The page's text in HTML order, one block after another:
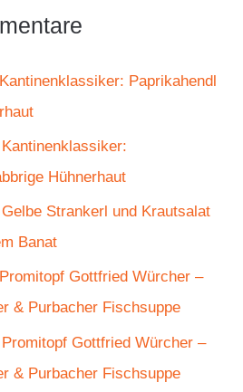
Kantinenklassiker: Paprikahendl
Kantinenklassiker:
Hühnerhaut
Gelbe Strankerl und Krautsalat
Banat
Promitopf Gottfried Würcher –
& Purbacher Fischsuppe
Promitopf Gottfried Würcher –
& Purbacher Fischsuppe